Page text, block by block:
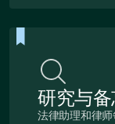
研究与
法律助理和律